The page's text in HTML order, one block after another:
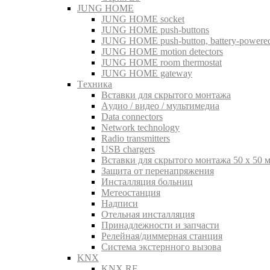
JUNG HOME
JUNG HOME socket
JUNG HOME push-buttons
JUNG HOME push-button, battery-
JUNG HOME motion detectors
JUNG HOME room thermostat
JUNG HOME gateway
Tехника
Вставки для скрытого монтажа
Aудио / видео / мультимедиа
Data connectors
Network technology
Radio transmitters
USB chargers
Вставки для скрытого монтажа 50 x 50
Защита от перенапряжения
Инсталляция больниц
Метеостанция
Надписи
Отельная инсталляция
Принадлежности и запчасти
Релейная/диммерная станция
Система экстернного вызова
KNX